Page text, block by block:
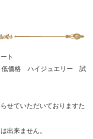
ト
せていただいておりますた
出来ません。